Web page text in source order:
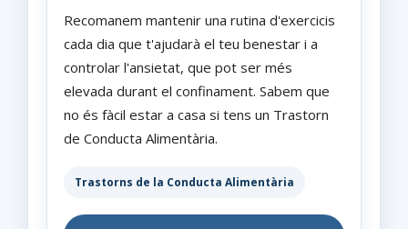
Recomanem mantenir una rutina d'exercicis
cada dia que t'ajudarà el teu benestar i a
controlar l'ansietat, que pot ser més
elevada durant el confinament. Sabem que
no és fàcil estar a casa si tens un Trastorn
de Conducta Alimentària.
Trastorns de la Conducta Alimentària